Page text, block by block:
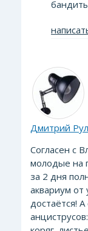
Дмитрий
Согласен с
молодые на
за 2 дня
аквариум от
достаётся!